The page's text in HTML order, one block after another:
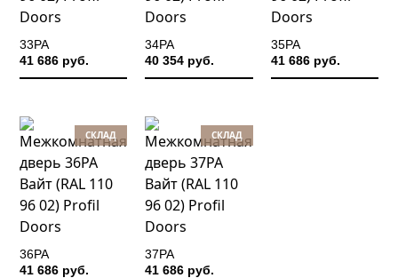
33PA
41 686 руб.
34PA
40 354 руб.
35PA
41 686 руб.
СКЛАД
36PA
41 686 руб.
СКЛАД
37PA
41 686 руб.